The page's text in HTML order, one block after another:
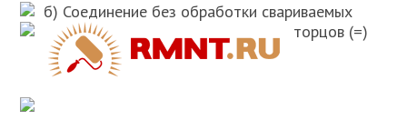
б) Соединение без обработки свариваемых
торцов (=)